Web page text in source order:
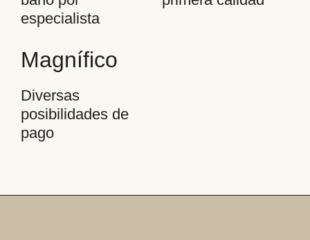
especialista
Magnífico
Diversas
posibilidades de
pago